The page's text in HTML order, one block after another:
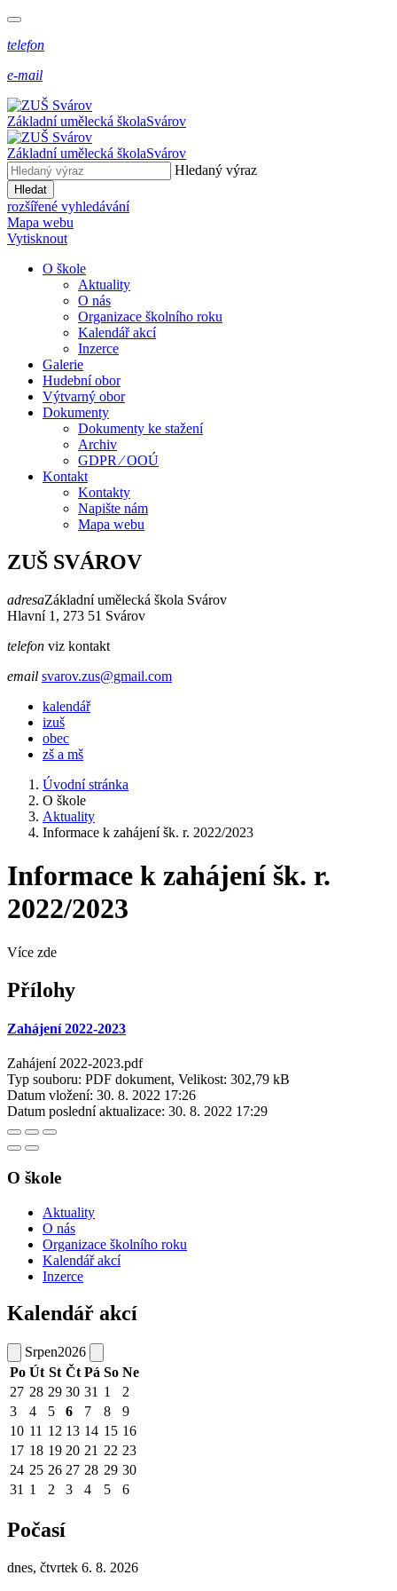
telefon
e-mail
Základní umělecká školaSvárov
Základní umělecká školaSvárov
Hledaný výraz
Hledat
rozšířené vyhledávání
Mapa webu
Vytisknout
O škole
Aktuality
O nás
Organizace školního roku
Kalendář akcí
Inzerce
Galerie
Hudební obor
Výtvarný obor
Dokumenty
Dokumenty ke stažení
Archiv
GDPR ⁄ OOÚ
Kontakt
Kontakty
Napište nám
Mapa webu
ZUŠ SVÁROV
adresaZákladní umělecká škola Svárov
Hlavní 1, 273 51 Svárov
telefon viz kontakt
email svarov.zus@gmail.com
kalendář
izuš
obec
zš a mš
Úvodní stránka
O škole
Aktuality
Informace k zahájení šk. r. 2022/2023
Informace k zahájení šk. r.
2022/2023
Více zde
Přílohy
Zahájení 2022-2023
Zahájení 2022-2023.pdf
Typ souboru: PDF dokument, Velikost: 302,79 kB
Datum vložení: 30. 8. 2022 17:26
Datum poslední aktualizace: 30. 8. 2022 17:29
O škole
Aktuality
O nás
Organizace školního roku
Kalendář akcí
Inzerce
Kalendář akcí
Srpen2026
Po Út St Čt Pá So Ne
27 28 29 30 31 1
2
3
4 5 6 7 8
9
10 11 12 13 14 15 16
17 18 19 20 21 22 23
24 25 26 27 28 29 30
31 1 2 3 4 5 6
Počasí
dnes, čtvrtek 6. 8. 2026